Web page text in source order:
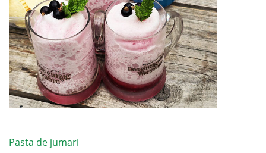
Pasta de jumari